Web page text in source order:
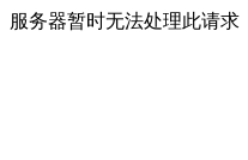
服务器暂时无法处理此请求